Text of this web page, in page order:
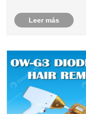
Leer más